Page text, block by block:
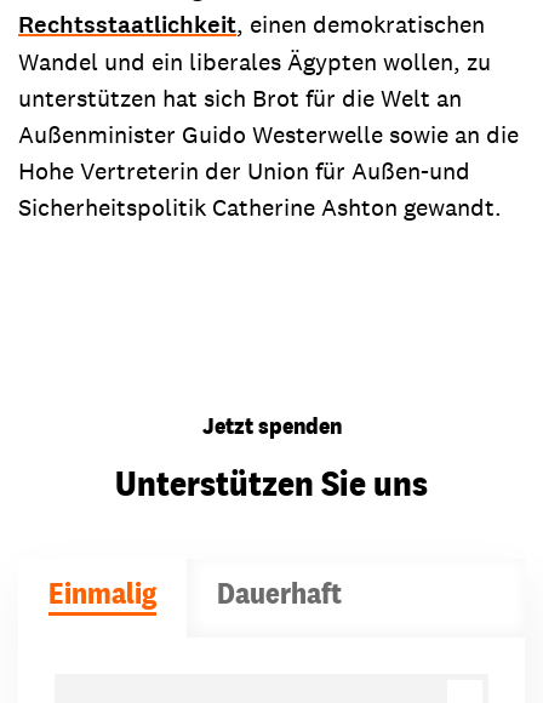
Rechtsstaatlichkeit, einen demokratischen
Wandel und ein liberales Ägypten wollen, zu
unterstützen hat sich Brot für die Welt an
Außenminister Guido Westerwelle sowie an die
Hohe Vertreterin der Union für Außen-und
Sicherheitspolitik Catherine Ashton gewandt.
Jetzt spenden
Unterstützen Sie uns
Einmalig Dauerhaft